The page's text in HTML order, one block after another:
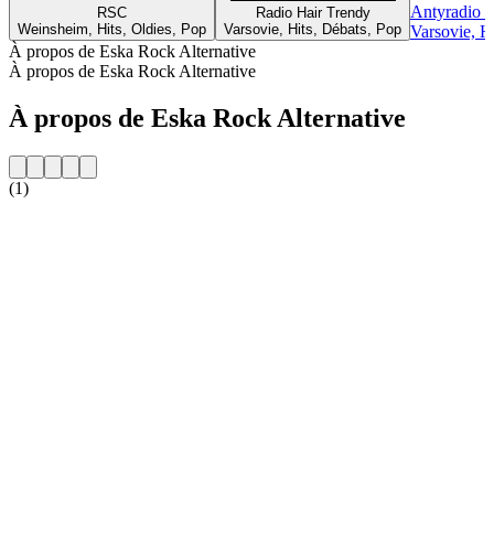
RSC
Weinsheim, Hits, Oldies, Pop
Radio Hair Trendy
Varsovie, Hits, Débats, Pop
Antyradio
Varsovie,
À propos de Eska Rock Alternative
À propos de Eska Rock Alternative
À propos de Eska Rock Alternative
(1)